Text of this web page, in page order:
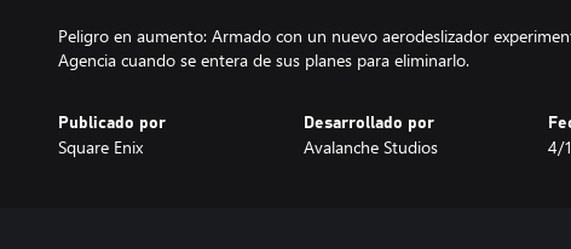
Peligro en aumento: Armado con un nuevo aerodeslizador
Agencia cuando se entera de sus planes para eliminarlo.
Publicado por
Square Enix
Desarrollado por
Avalanche Studios 4/